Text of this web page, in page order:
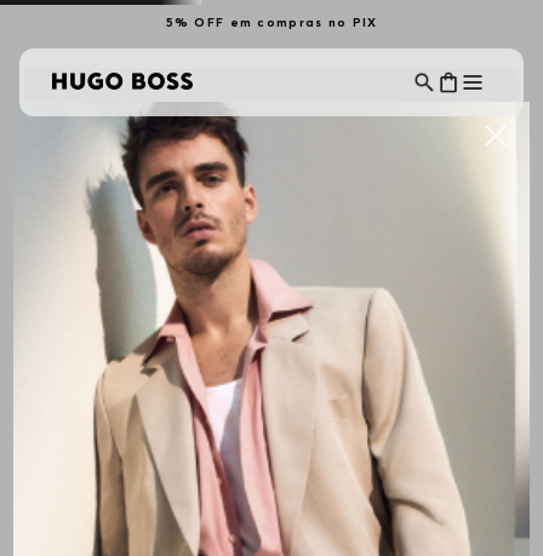
5% OFF em compras no PIX